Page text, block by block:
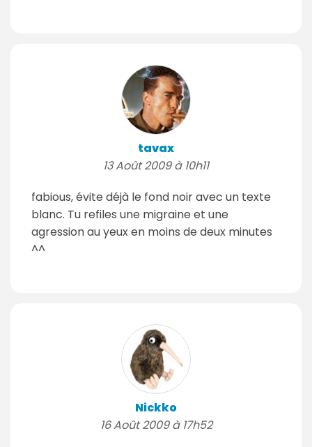
tavax
13 Août 2009 à 10h11
fabious, évite déjà le fond noir avec un texte
blanc. Tu refiles une migraine et une
agression au yeux en moins de deux minutes
^^
Nickko
16 Août 2009 à 17h52